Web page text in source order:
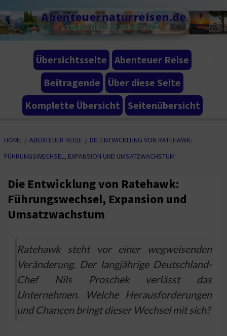
to
content
Abenteuernaturreisen.de
Täglich NEWS zu Reise-Themen
Übersichtsseite
Abenteuer Reise
Beitragende
Über diese Seite
Komplette Übersicht
Seitenübersicht
HOME ABENTEUER REISE
DIE ENTWICKLUNG VON RATEHAWK:
FÜHRUNGSWECHSEL, EXPANSION UND UMSATZWACHSTUM
Die Entwicklung von Ratehawk:
Führungswechsel, Expansion und
Umsatzwachstum
Ratehawk steht vor einer wegweisenden
Veränderung. Der langjährige Deutschland-
Chef Nils Proschek verlässt das
Unternehmen. Welche Herausforderungen
und Chancen bringt dieser Wechsel mit sich?